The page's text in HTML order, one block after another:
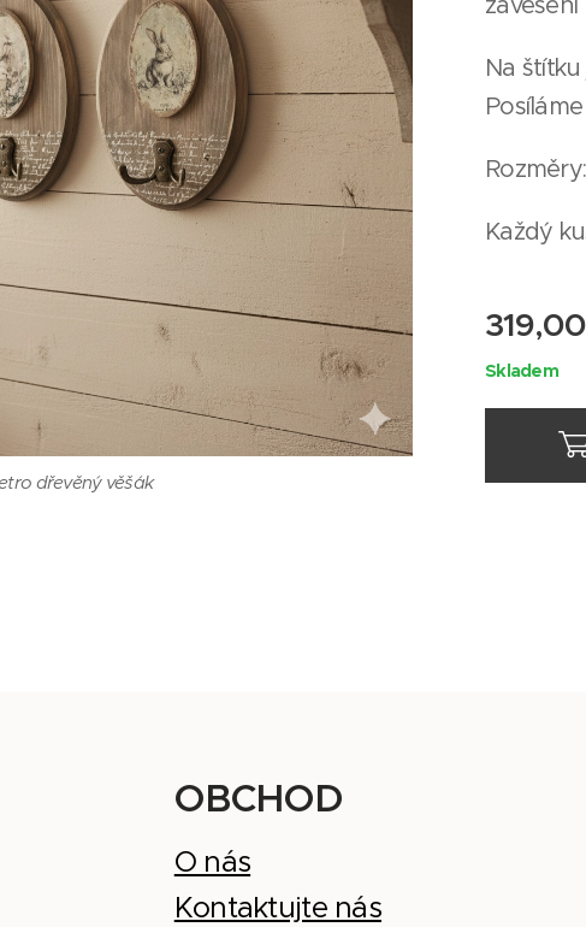
dřevěný věšák
vintage věšák
Na
Každý
319,00
Skladem
OBCHOD
O nás
Kontaktujte nás